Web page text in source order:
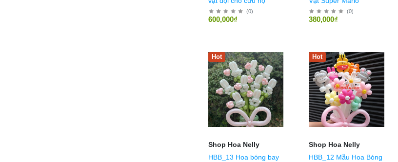
(0)
600,000₫
(0)
380,000₫
Hot
Shop Hoa Nelly
HBB_13 Hoa bóng bay
Hot
Shop Hoa Nelly
HBB_12 Mẫu Hoa Bóng